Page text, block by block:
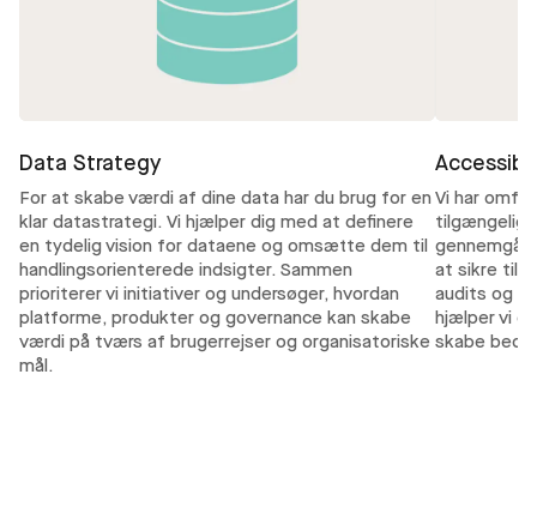
Data Strategy
For at skabe værdi af dine data har du brug for en
klar datastrategi. Vi hjælper dig med at definere
en tydelig vision for dataene og omsætte dem til
handlingsorienterede indsigter. Sammen
prioriterer vi initiativer og undersøger, hvordan
platforme, produkter og governance kan skabe
værdi på tværs af brugerrejser og organisatoriske
mål.
Vi har
tilgængelige
gennemgår
at sikre
audits og
hjælper vi
skabe